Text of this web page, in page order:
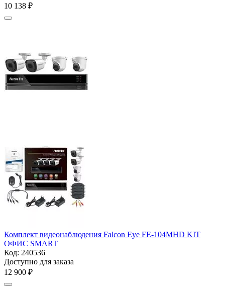
10 138 ₽
Комплект видеонаблюдения Falcon Eye FE-104MHD KIT
ОФИС SMART
Код: 240536
Доступно для заказа
12 900 ₽